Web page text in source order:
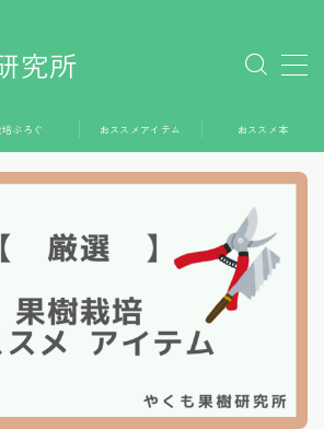
究所
ム
培ぶろぐ おススメアイテム おススメ本